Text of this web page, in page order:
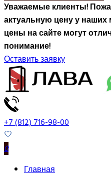
Уважаемые клиенты!
актуальную цену у
цены на сайте могут
понимание!
Оставить заявку
+7 (812) 716-98-00
0
Главная